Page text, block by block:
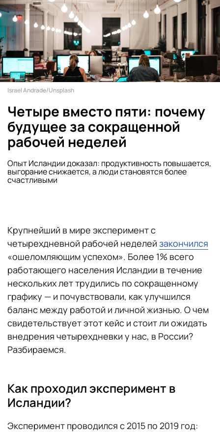
Israel Andrade/Unsplash
Четыре вместо пяти: почему
будущее за сокращенной
рабочей неделей
Опыт Исландии доказал: продуктивность повышается,
выгорание снижается, а люди становятся более
счастливыми
Крупнейший в мире эксперимент с
четырехдневной рабочей неделей закончился
«ошеломляющим успехом». Более 1% всего
работающего населения Исландии в течение
нескольких лет трудились по сокращенному
графику — и почувствовали, как улучшился
баланс между работой и личной жизнью. О чем
свидетельствует этот кейс и стоит ли ожидать
внедрения четырехдневки у нас, в России?
Разбираемся.
Как проходил эксперимент в
Исландии?
Эксперимент проводился с 2015 по 2019 год: